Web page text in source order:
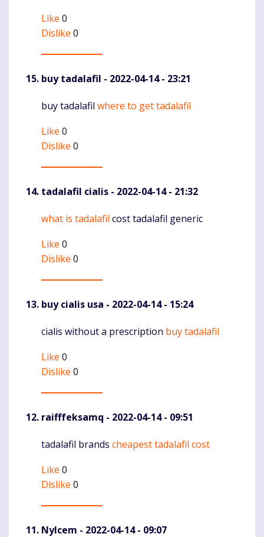
Like 0
Dislike 0
buy tadalafil - 2022-04-14 - 23:21
Komentaras
buy tadalafil where to get tadalafil
Like 0
Dislike 0
tadalafil cialis - 2022-04-14 - 21:32
Komentaras
what is tadalafil cost tadalafil generic
Like 0
Dislike 0
buy cialis usa - 2022-04-14 - 15:24
Komentaras
cialis without a prescription buy tadalafil
Like 0
Dislike 0
raifffeksamq - 2022-04-14 - 09:51
Komentaras
tadalafil brands cheapest tadalafil cost
Like 0
Dislike 0
Nylcem - 2022-04-14 - 09:07